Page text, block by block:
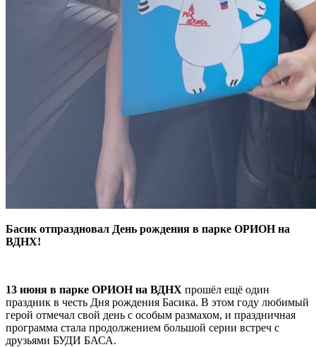
Басик отпраздновал День рождения в парке ОРИОН на
ВДНХ!
13 июня в парке ОРИОН на ВДНХ прошёл ещё один
праздник в честь Дня рождения Басика. В этом году любимый
герой отмечал свой день с особым размахом, и праздничная
программа стала продолжением большой серии встреч с
друзьями БУДИ БАСА.